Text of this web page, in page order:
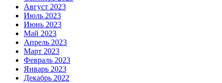
Август 2023
Июль 2023
Июнь 2023
Май 2023
Апрель 2023
Март 2023
Февраль 2023
Январь 2023
Декабрь 2022